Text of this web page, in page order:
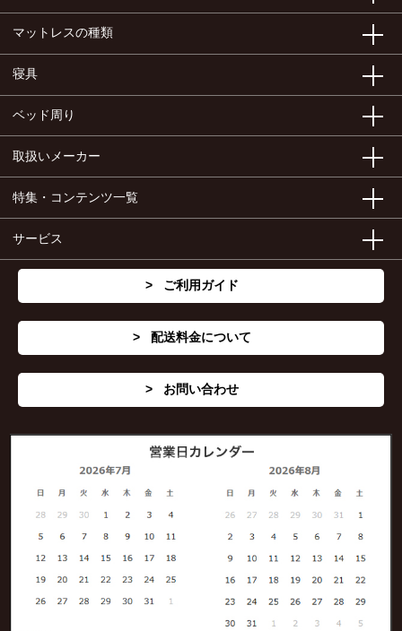
マットレスの種類
寝具
ベッド周り
取扱いメーカー
特集・コンテンツ一覧
サービス
ご利用ガイド
配送料金について
お問い合わせ